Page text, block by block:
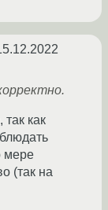
как
мере
(так на